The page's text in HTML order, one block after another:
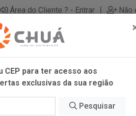
Área do Cliente ? - Entrar | Não
CEP para ter acesso aos
exclusivas da sua região
Pesquisar